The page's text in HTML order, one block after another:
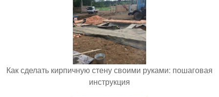
Как сделать кирпичную стену своими руками: пошаговая
инструкция